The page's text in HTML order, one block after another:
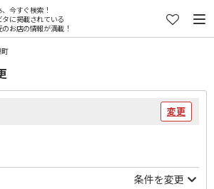
、今すぐ検索！
タに掲載されている
のお店の情報が満載！
変更
条件を変更